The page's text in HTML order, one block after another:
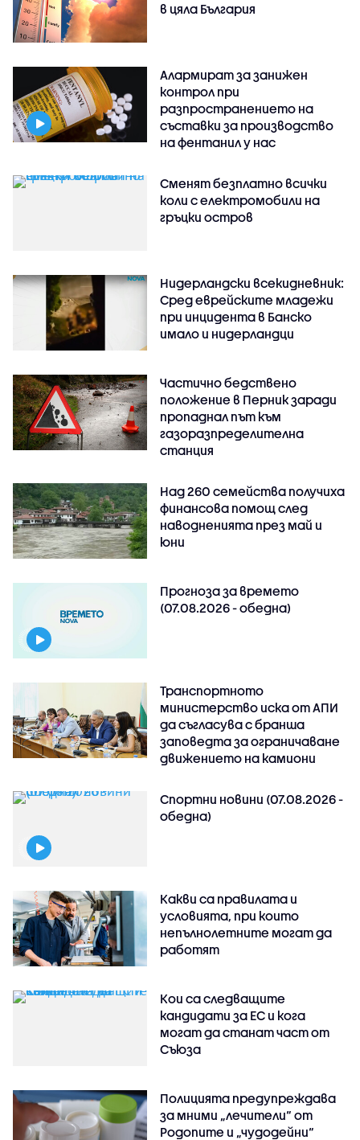
в цяла България
Алармират за занижен
контрол при
разпространението на
съставки за производство
на фентанил у нас
Сменят безплатно всички
коли с електромобили на
гръцки остров
Нидерландски всекидневник:
Сред еврейските младежи
при инцидента в Банско
имало и нидерландци
Частично бедствено
положение в Перник заради
пропаднал път към
газоразпределителна
станция
Над 260 семейства получиха
финансова помощ след
наводненията през май и
юни
Прогноза за времето
(07.08.2026 - обедна)
Транспортното
министерство иска от АПИ
да съгласува с бранша
заповедта за ограничаване
движението на камиони
Спортни новини (07.08.2026 -
обедна)
Какви са правилата и
условията, при които
непълнолетните могат да
работят
Кои са следващите
кандидати за ЕС и кога
могат да станат част от
Съюза
Полицията предупреждава
за мними „лечители“ от
Родопите и „чудодейни“